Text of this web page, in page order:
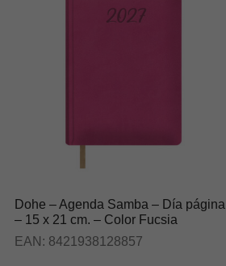
Dohe – Agenda Samba – Día página
– 15 x 21 cm. – Color Fucsia
EAN: 8421938128857